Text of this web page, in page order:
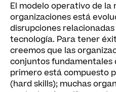
El modelo operativo de la
organizaciones está
disrupciones
tecnología. Para tener
creemos que las
conjuntos fundamentales
primero está compuesto
(hard skills); muchas